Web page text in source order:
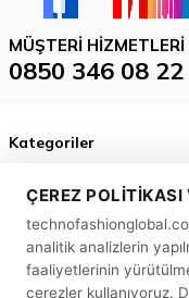
ÇEREZ POLITIKASI
analitik analizlerin
faaliyetlerinin
çerezler kullanıyoruz.
MÜŞTERI HIZMETLERI
0850 346 08 22
Kategoriler
Önemli Bilgiler
Hızlı Erişim
MASLAK MAH. BİLİM
SARIYER/ İSTANBUL